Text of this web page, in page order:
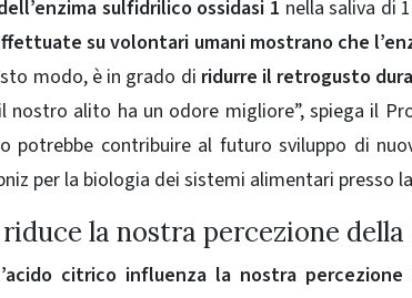
sulfidrilico ossidasi 1 nella saliva di
su volontari umani mostrano che
modo, è in grado di ridurre il retrogusto
nostro alito ha un odore migliore”, spiega il
potrebbe contribuire al futuro sviluppo di
per la biologia dei sistemi alimentari presso
la nostra percezione
citrico influenza la nostra